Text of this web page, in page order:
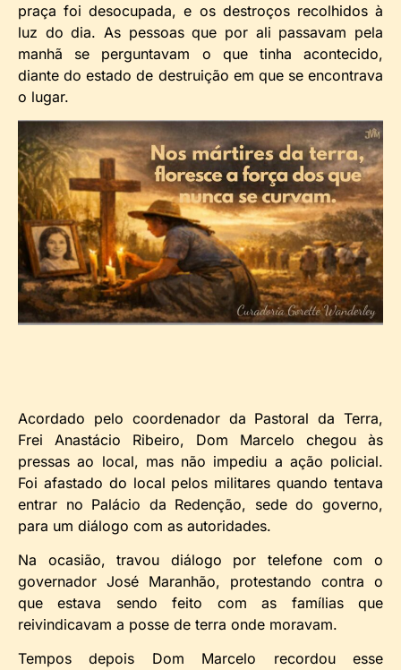
praça foi desocupada, e os destroços recolhidos à
luz do dia. As pessoas que por ali passavam pela
manhã se perguntavam o que tinha acontecido,
diante do estado de destruição em que se encontrava
o lugar.
Acordado pelo coordenador da Pastoral da Terra,
Frei Anastácio Ribeiro, Dom Marcelo chegou às
pressas ao local, mas não impediu a ação policial.
Foi afastado do local pelos militares quando tentava
entrar no Palácio da Redenção, sede do governo,
para um diálogo com as autoridades.
Na ocasião, travou diálogo por telefone com o
governador José Maranhão, protestando contra o
que estava sendo feito com as famílias que
reivindicavam a posse de terra onde moravam.
Tempos depois Dom Marcelo recordou esse